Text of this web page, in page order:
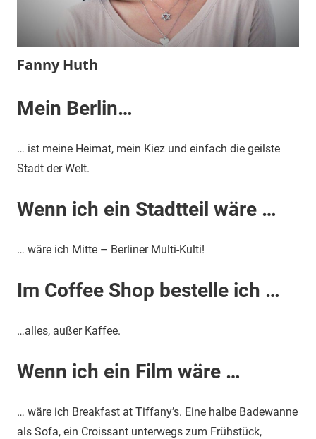
Fanny Huth
28.
terminal-
Redaktion
Mein Berlin…
… ist meine Heimat, mein Kiez und einfach die geilste
Stadt der Welt.
Wenn ich ein Stadtteil wäre …
… wäre ich Mitte – Berliner Multi-Kulti!
Im Coffee Shop bestelle ich …
…alles, außer Kaffee.
Wenn ich ein Film wäre …
… wäre ich Breakfast at Tiffany’s. Eine halbe Badewanne
als Sofa, ein Croissant unterwegs zum Frühstück,